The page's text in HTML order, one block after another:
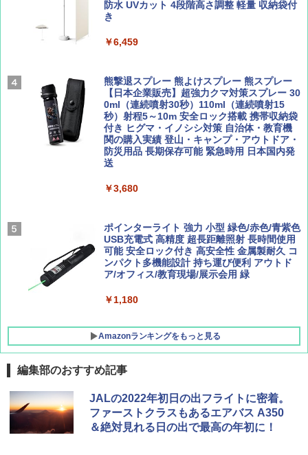
￥1,540
￥1,540
AIRLINE（エアライン）2026年9月号【特
集】ボーイング110周年を祝して！
￥1,760
￥2,695
ァキア 2026～2027 地球の歩き方A ヨーロッ
パ
￥2,277
新しい日本地理 地図・統計・移動から読み
解く (講談社現代新書)
￥1,540
テント ワンタッチ RENEW 幅200 2-3人用 43
￥5,999
[キャンパーズコレクション 山善] 傘みたいに
広げるだけ パッとサッとテント ブラックコ
ーティング フルクローズ メッシュ 3-4人用
簡単設置 ポップアップテント エクルベージ
ュ(BC仕様) PATC-150B(EB)
￥9,990
[キャンパーズコレクション 山善] 傘みたいに
広げるだけ パッとサッとテント キューブ ブ
ラックコーティング フルクローズ メッシュ 3
人用 簡単設置 ポップアップテント PATC-15
0B エクルベージュ
￥10,990
防水 UVカット 4段階高さ調整 軽量 収納袋付
き
￥6,459
熊撃退スプレー 熊よけスプレー 熊スプレー
【日本企業販売】超強力クマ対策スプレー 30
0ml（連続噴射30秒）110ml（連続噴射15
秒）射程5～10m 安全ロック搭載 携帯収納袋
付き ヒグマ・イノシシ対策 自治体・教育機
関の購入実績 登山・キャンプ・アウトドア・
防災用品 長期保存可能 緊急時用 日本国内発
送
￥3,680
ポインターライト 強力 小型 緑色/赤色/青紫色
USB充電式 高精度 超長距離照射 長時間使用
可能 安全ロック付き 高安全性 金属製耐久 コ
ンパクト多機能設計 持ち運び便利 アウトド
ア/オフィス/教育現場/展示会用 緑
￥1,180
Amazonランキングをもっと見る
編集部のおすすめ記事
JALの2022年初日の出フライトに密着。
ファーストクラスもあるエアバス A350
＆絶対見れる日の出で最高の年初に！